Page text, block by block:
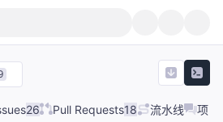
26 Pull Requests18 流水线 项目